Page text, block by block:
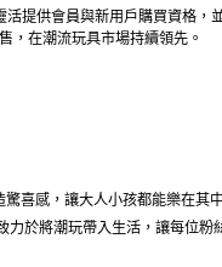
提供會員與新用戶購買資格
，在潮流玩具市場持續領先。
喜感，讓大人小孩都能樂在其
力於將潮玩帶入生活，讓每位粉